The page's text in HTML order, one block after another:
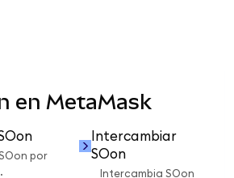
en MetaMask
por
Intercambiar
SOon
Intercambia SOon